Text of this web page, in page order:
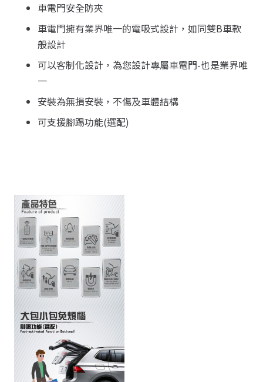
車電門安全防夾
車電門擁有業界唯一的電吸式設計，如同雙B車款
般設計
可以客制化設計，為您設計專屬車電門-也是業界唯
一
安裝為無損安裝，不傷及車體結構
可支援腳踢功能(選配)